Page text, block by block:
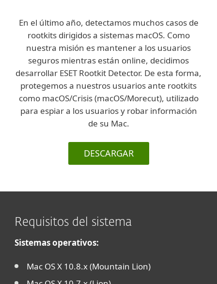
En el último año, detectamos muchos casos de
rootkits dirigidos a sistemas macOS. Como
nuestra misión es mantener a los usuarios
seguros mientras están online, decidimos
desarrollar ESET Rootkit Detector. De esta forma,
protegemos a nuestros usuarios ante rootkits
como macOS/Crisis (macOS/Morecut), utilizado
para espiar a los usuarios y robar información
de su Mac.
DESCARGAR
Requisitos del sistema
Sistemas operativos:
Mac OS X 10.8.x (Mountain Lion)